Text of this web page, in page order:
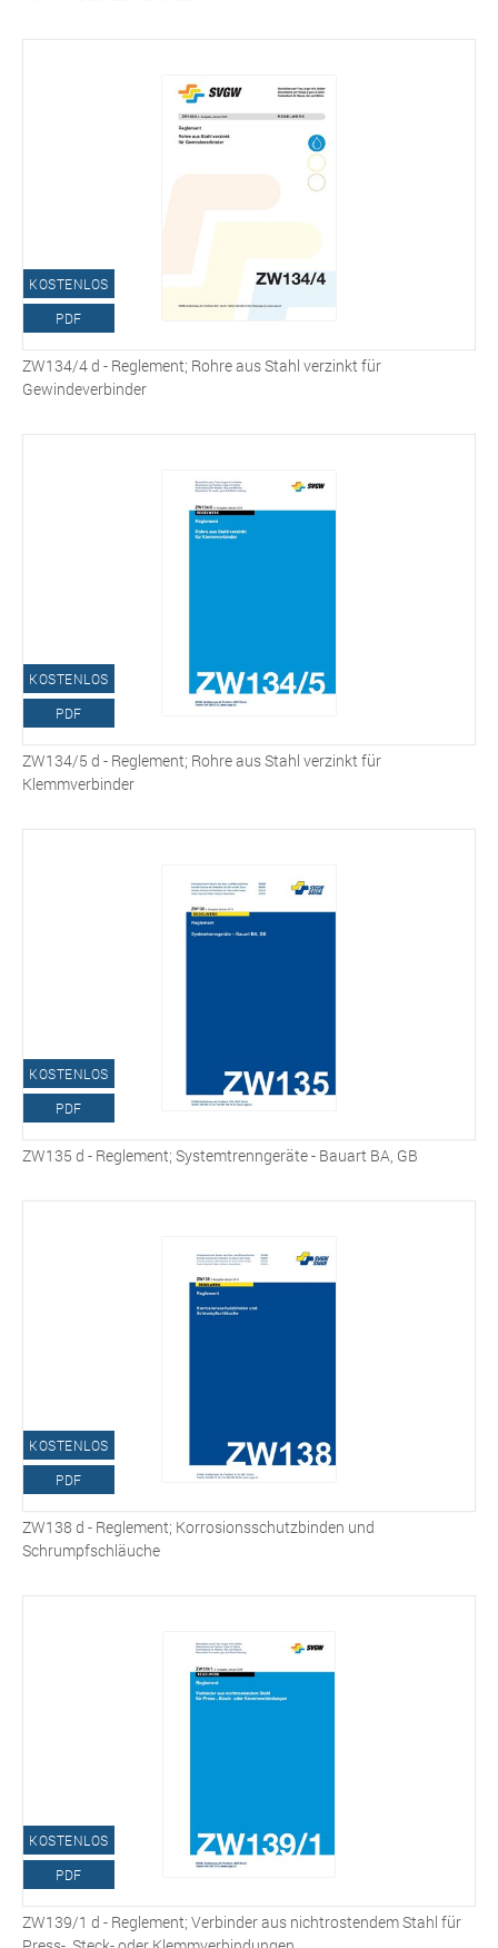
KOSTENLOS
PDF
ZW134/4 d - Reglement; Rohre aus Stahl verzinkt für
Gewindeverbinder
KOSTENLOS
PDF
ZW134/5 d - Reglement; Rohre aus Stahl verzinkt für
Klemmverbinder
KOSTENLOS
PDF
ZW135 d - Reglement; Systemtrenngeräte - Bauart BA, GB
KOSTENLOS
PDF
ZW138 d - Reglement; Korrosionsschutzbinden und
Schrumpfschläuche
KOSTENLOS
PDF
ZW139/1 d - Reglement; Verbinder aus nichtrostendem Stahl für